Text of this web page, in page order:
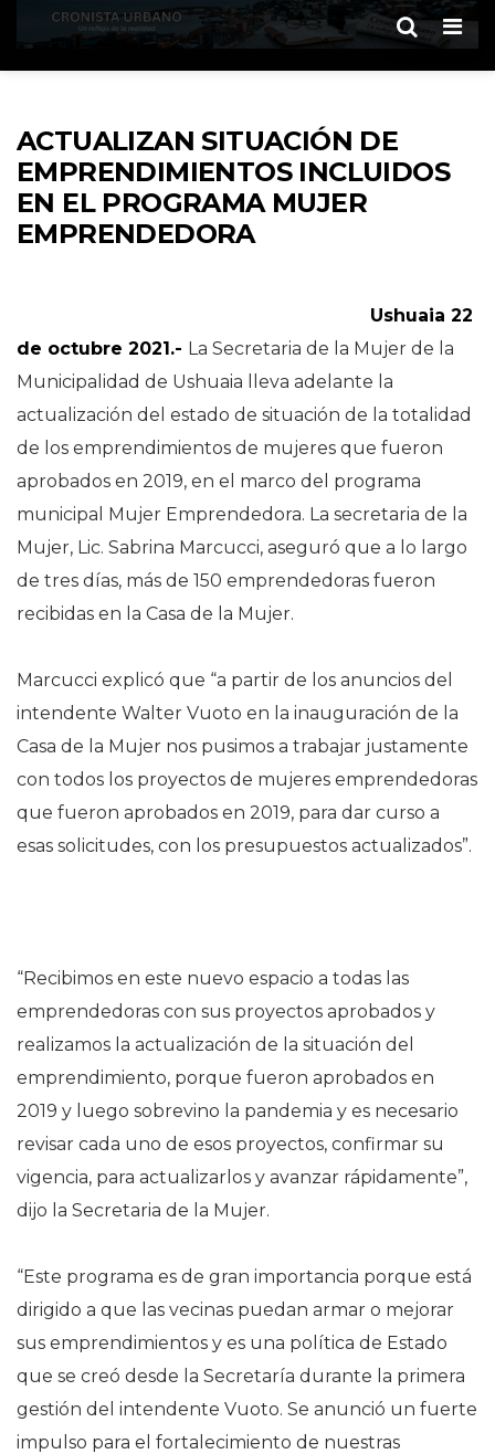
ACTUALIZAN SITUACIÓN DE
EMPRENDIMIENTOS INCLUIDOS
EN EL PROGRAMA MUJER
EMPRENDEDORA
Ushuaia 22
de octubre 2021.- La Secretaria de la Mujer de la
Municipalidad de Ushuaia lleva adelante la
actualización del estado de situación de la totalidad
de los emprendimientos de mujeres que fueron
aprobados en 2019, en el marco del programa
municipal Mujer Emprendedora. La secretaria de la
Mujer, Lic. Sabrina Marcucci, aseguró que a lo largo
de tres días, más de 150 emprendedoras fueron
recibidas en la Casa de la Mujer.
Marcucci explicó que “a partir de los anuncios del
intendente Walter Vuoto en la inauguración de la
Casa de la Mujer nos pusimos a trabajar justamente
con todos los proyectos de mujeres emprendedoras
que fueron aprobados en 2019, para dar curso a
esas solicitudes, con los presupuestos actualizados”.
“Recibimos en este nuevo espacio a todas las
emprendedoras con sus proyectos aprobados y
realizamos la actualización de la situación del
emprendimiento, porque fueron aprobados en
2019 y luego sobrevino la pandemia y es necesario
revisar cada uno de esos proyectos, confirmar su
vigencia, para actualizarlos y avanzar rápidamente”,
dijo la Secretaria de la Mujer.
“Este programa es de gran importancia porque está
dirigido a que las vecinas puedan armar o mejorar
sus emprendimientos y es una política de Estado
que se creó desde la Secretaría durante la primera
gestión del intendente Vuoto. Se anunció un fuerte
impulso para el fortalecimiento de nuestras